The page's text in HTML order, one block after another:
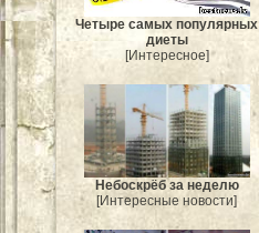
Четыре самых популярных
диеты
[Интересное]
Небоскрёб за неделю
[Интересные новости]